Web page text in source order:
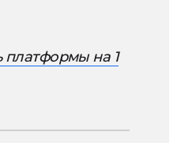
платформы на 1